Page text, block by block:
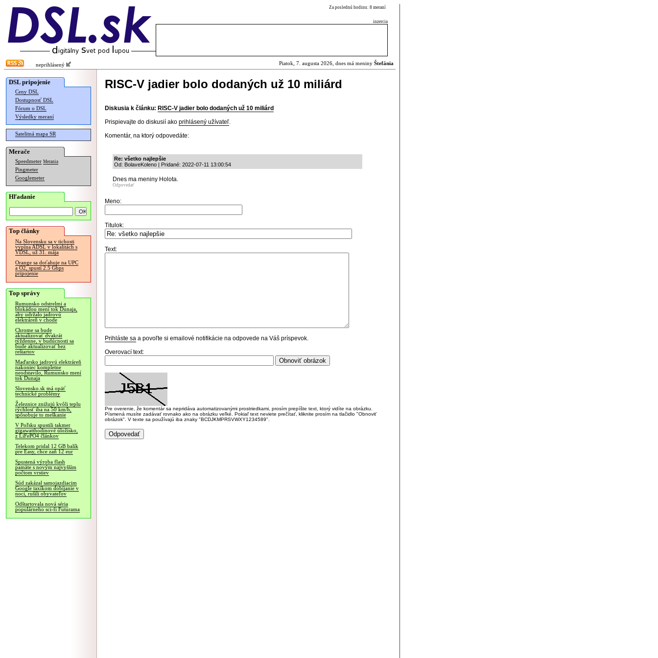
Za poslednú hodinu: 8 meraní
inzercia
neprihlásený Piatok, 7. augusta 2026, dnes má meniny Štefánia
DSL pripojenie
Ceny DSL
Dostupnosť DSL
Fórum o DSL
Výsledky meraní
Satelitná mapa SR
Merače
Speedmeter Merania
Pingmeter
Googlemeter
Hľadanie
Top články
Na Slovensku sa v tichosti
vypína ADSL v lokalitách s
VDSL, už 31. mája
Orange sa doťahuje na UPC
a O2, spustí 2.5 Gbps
pripojenie
Top správy
Rumunsko odstrelmi a
blokádou mení tok Dunaja,
aby udržalo jadrovú
elektráreň v chode
Chrome sa bude
aktualizovať dvakrát
týždenne, v budúcnosti sa
bude aktualizovať bez
reštartov
Maďarsko jadrovú elektráreň
nakoniec kompletne
neodstavilo, Rumunsko mení
tok Dunaja
Slovensko.sk má opäť
technické problémy
Železnice znižujú kvôli teplu
rýchlosť iba na 50 km/h,
spôsobuje to meškanie
V Poľsku spustili takmer
gigawatthodinové úložisko,
z LiFePO4 článkov
Telekom pridal 12 GB balík
pre Easy, chce zaň 12 eur
Spustená výroba flash
pamäte s novým najvyšším
počtom vrstiev
Súd zakázal samojazdiacim
Google taxíkom dobíjanie v
noci, rušili obyvateľov
Odštartovala nová séria
populárneho sci-fi Futurama
RISC-V jadier bolo dodaných už 10 miliárd
Diskusia k článku: RISC-V jadier bolo dodaných už 10 miliárd
Prispievajte do diskusií ako prihlásený užívateľ.
Komentár, na ktorý odpovedáte:
Re: všetko najlepšie
Od: BolaveKoleno | Pridané: 2022-07-11 13:00:54
Dnes ma meniny Holota.
Odpovedať
Meno:
Titulok:
Text:
Prihláste sa a povoľte si emailové notifikácie na odpovede na Váš príspevok.
Overovací text:
Pre overenie, že komentár sa nepridáva automatizovanými prostriedkami, prosím prepíšte text, ktorý vidíte na obrázku.
Písmená musíte zadávať rovnako ako na obrázku veľké. Pokiaľ text neviete prečítať, kliknite prosím na tlačidlo "Obnoviť
obrázok". V texte sa používajú iba znaky "BCDJKMPRSVWXY1234589".